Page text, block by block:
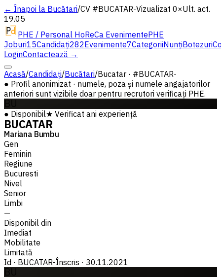
← Înapoi la Bucătari/CV #BUCATAR-Vizualizat 0×Ult. act.
19.05
PHE / Personal HoReCa EvenimentePHE
Joburi15Candidați282Evenimente7CategoriiNunțiBotezuri
LoginContactează →
Acasă/Candidați/Bucătari/Bucatar · #BUCATAR-
● Profil anonimizat · numele, poza și numele angajatorilor
anteriori sunt vizibile doar pentru recrutori verificați PHE.
● Disponibil★ Verificat ani experiență
BUCATAR
Mariana Bumbu
Gen
Feminin
Regiune
Bucuresti
Nivel
Senior
Limbi
—
Disponibil din
Imediat
Mobilitate
Limitată
Id · BUCATAR-Înscris · 30.11.2021